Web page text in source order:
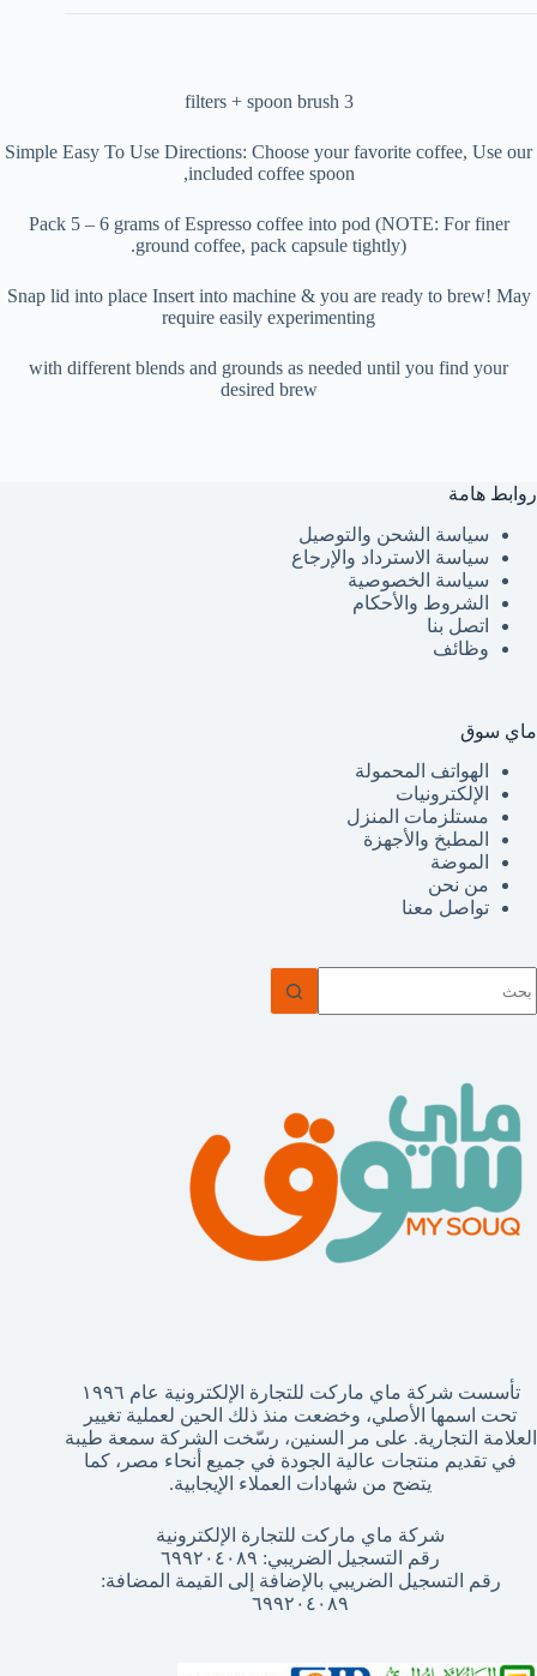
3 filters + spoon brush
Simple Easy To Use Directions: Choose your favorite coffee, Use our
included coffee spoon,
Pack 5 – 6 grams of Espresso coffee into pod (NOTE: For finer
ground coffee, pack capsule tightly).
Snap lid into place Insert into machine & you are ready to brew! May
require easily experimenting
with different blends and grounds as needed until you find your
desired brew
روابط هامة
سياسة الشحن والتوصيل
سياسة الاسترداد والإرجاع
سياسة الخصوصية
الشروط والأحكام
اتصل بنا
وظائف
ماي سوق
الهواتف المحمولة
الإلكترونيات
مستلزمات المنزل
المطبخ والأجهزة
الموضة
من نحن
تواصل معنا
توجد
تأسست شركة ماي ماركت للتجارة الإلكترونية عام ١٩٩٦
تحت اسمها الأصلي، وخضعت منذ ذلك الحين لعملية تغيير
العلامة التجارية. على مر السنين، رسّخت الشركة سمعة طيبة
في تقديم منتجات عالية الجودة في جميع أنحاء مصر، كما
يتضح من شهادات العملاء الإيجابية.
شركة ماي ماركت للتجارة الإلكترونية
رقم التسجيل الضريبي: ٦٩٩٢٠٤٠٨٩
رقم التسجيل الضريبي بالإضافة إلى القيمة المضافة:
٦٩٩٢٠٤٠٨٩